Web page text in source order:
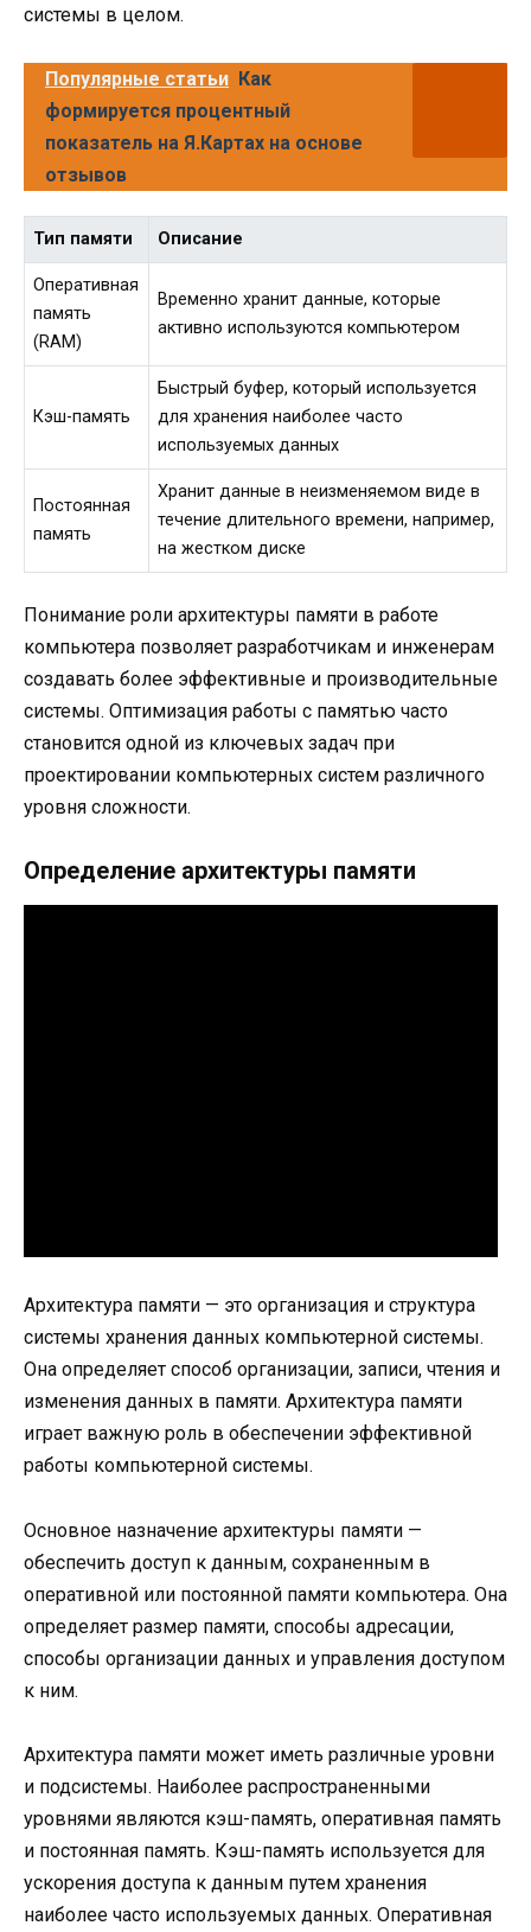
системы в целом.
Популярные статьи Как
формируется процентный
показатель на Я.Картах на основе
отзывов
Тип памяти Описание
Оперативная
память
(RAM)
Временно хранит данные, которые
активно используются компьютером
Кэш-память
Быстрый буфер, который используется
для хранения наиболее часто
используемых данных
Постоянная
память
Хранит данные в неизменяемом виде в
течение длительного времени, например,
на жестком диске
Понимание роли архитектуры памяти в работе
компьютера позволяет разработчикам и инженерам
создавать более эффективные и производительные
системы. Оптимизация работы с памятью часто
становится одной из ключевых задач при
проектировании компьютерных систем различного
уровня сложности.
Определение архитектуры памяти
Архитектура памяти — это организация и структура
системы хранения данных компьютерной системы.
Она определяет способ организации, записи, чтения и
изменения данных в памяти. Архитектура памяти
играет важную роль в обеспечении эффективной
работы компьютерной системы.
Основное назначение архитектуры памяти —
обеспечить доступ к данным, сохраненным в
оперативной или постоянной памяти компьютера. Она
определяет размер памяти, способы адресации,
способы организации данных и управления доступом
к ним.
Архитектура памяти может иметь различные уровни
и подсистемы. Наиболее распространенными
уровнями являются кэш-память, оперативная память
и постоянная память. Кэш-память используется для
ускорения доступа к данным путем хранения
наиболее часто используемых данных. Оперативная